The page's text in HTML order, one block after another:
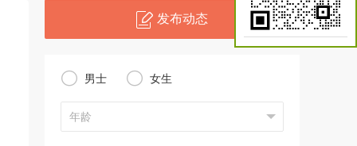
发布动态
 男士  女生